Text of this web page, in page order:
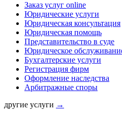
Заказ услуг online
Юридические услуги
Юридическая консультация
Юридическая помощь
Представительство в суде
Юридическое
Бухгалтерские услуги
Регистрация фирм
Оформление наследства
Арбитражные споры
другие услуги →